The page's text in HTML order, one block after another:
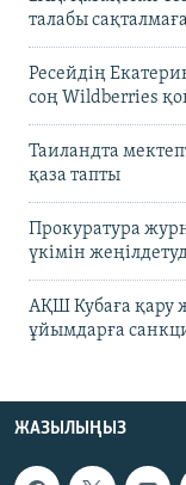
талабы
Ресейдің
соң Wildberries
Таиландта
қаза тапты
Прокуратура
үкімін
АҚШ Кубаға қару
ұйымдарға
ЖАЗЫЛЫҢЫЗ